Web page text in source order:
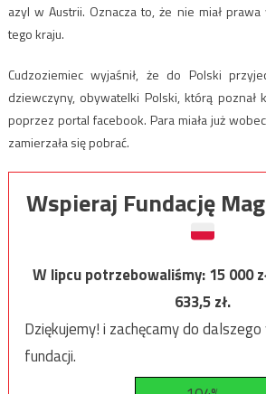
azyl w Austrii. Oznacza to, że nie miał
tego kraju.
Cudzoziemiec wyjaśnił, że do Polski
dziewczyny, obywatelki Polski, którą poznał
poprzez portal facebook. Para miała już
zamierzała się pobrać.
Wspieraj Fundację
W lipcu potrzebowaliśmy:15 000
633,5zł.
Dziękujemy! i zachęcamy do
fundacji.